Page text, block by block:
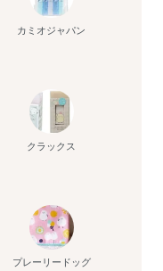
カミオジャパン
クラックス
プレーリードッグ